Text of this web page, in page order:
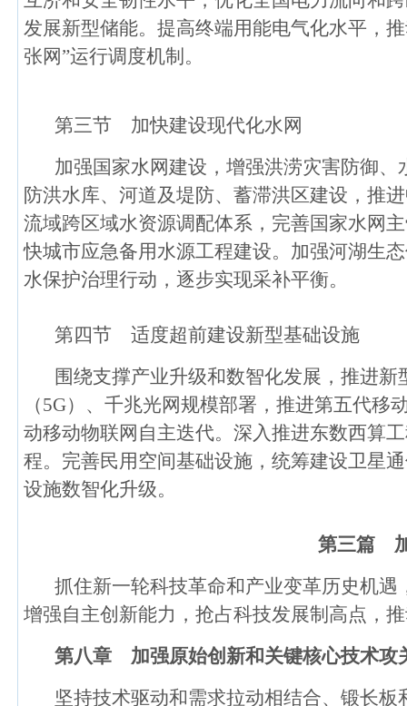
发展新型储能。提高终端用能电气化水平，
张网”运行调度机制。
第三节 加快建设现代化水网
加强国家水网建设，增强洪涝灾害防御
防洪水库、河道及堤防、蓄滞洪区建设，推
流域跨区域水资源调配体系，完善国家水网
快城市应急备用水源工程建设。加强河湖生
水保护治理行动，逐步实现采补平衡。
第四节 适度超前建设新型基础设施
围绕支撑产业升级和数智化发展，推进
（5G）、千兆光网规模部署，推进第五代
动移动物联网自主迭代。深入推进东数西算
程。完善民用空间基础设施，统筹建设卫星
设施数智化升级。
第三篇
抓住新一轮科技革命和产业变革历史机
增强自主创新能力，抢占科技发展制高点，
第八章 加强原始创新和关键核心技术攻
坚持技术驱动和需求拉动相结合、锻长